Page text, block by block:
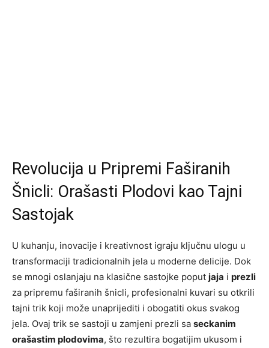
Revolucija u Pripremi Faširanih
Šnicli: Orašasti Plodovi kao Tajni
Sastojak
U kuhanju, inovacije i kreativnost igraju ključnu ulogu u
transformaciji tradicionalnih jela u moderne delicije. Dok
se mnogi oslanjaju na klasične sastojke poput jaja i prezli
za pripremu faširanih šnicli, profesionalni kuvari su otkrili
tajni trik koji može unaprijediti i obogatiti okus svakog
jela. Ovaj trik se sastoji u zamjeni prezli sa seckanim
orašastim plodovima, što rezultira bogatijim ukusom i